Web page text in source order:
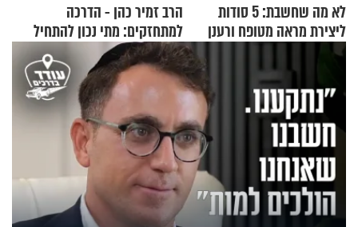
לא מה שחשבת: 5 סודות
ליצירת מראה מטופח ורענן
הרב זמיר כהן - הדרכה
למתחזקים: מתי נכון להתחיל
עם לבישת הציצית?